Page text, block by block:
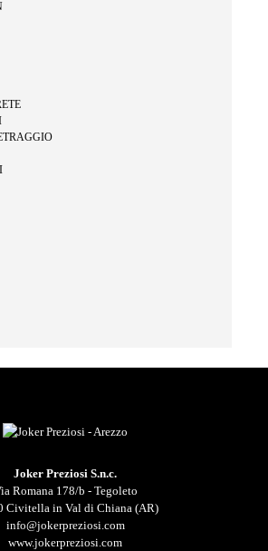
Joker Preziosi S.n.c.
Romana 178/b - Tegoleto
Civitella in Val di Chiana (AR)
info@jokerpreziosi.com
www.jokerpreziosi.com